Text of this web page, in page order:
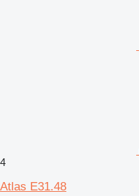
4
Atlas E31.48